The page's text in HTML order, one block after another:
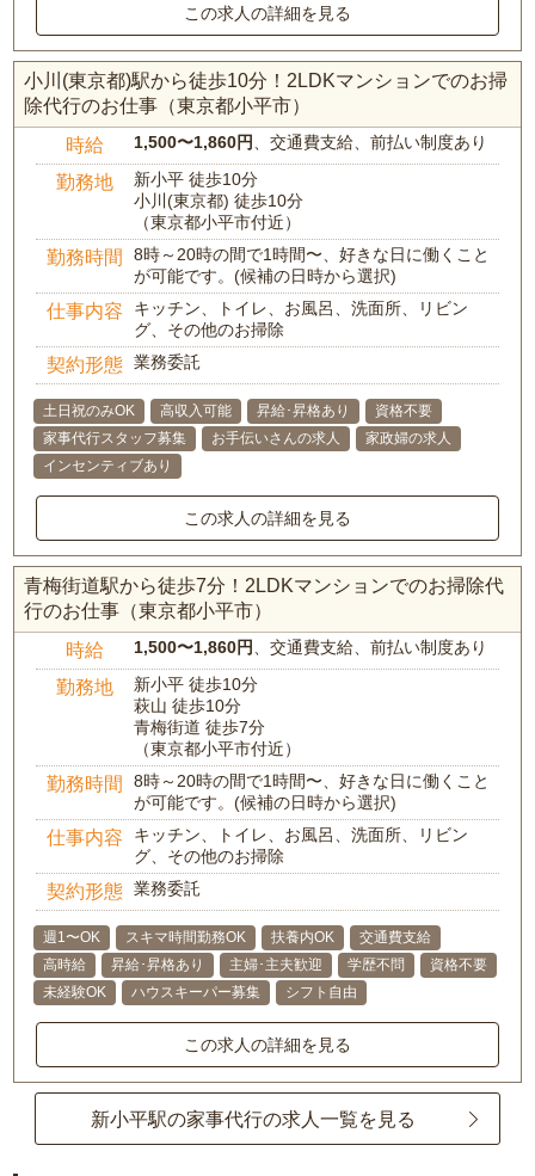
この求人の詳細を見る
小川(東京都)駅から徒歩10分！2LDKマンションでのお掃
除代行のお仕事（東京都小平市）
時給 1,500〜1,860円、交通費支給、前払い制度あり
勤務地
新小平 徒歩10分
小川(東京都) 徒歩10分
（東京都小平市付近）
勤務時間
8時～20時の間で1時間〜、好きな日に働くこと
が可能です。(候補の日時から選択)
仕事内容
キッチン、トイレ、お風呂、洗面所、リビン
グ、その他のお掃除
契約形態 業務委託
土日祝のみOK 高収入可能 昇給･昇格あり
資格不要
家事代行スタッフ募集
お手伝いさんの求人
家政婦の求人
インセンティブあり
この求人の詳細を見る
青梅街道駅から徒歩7分！2LDKマンションでのお掃除代
行のお仕事（東京都小平市）
時給 1,500〜1,860円、交通費支給、前払い制度あり
勤務地
新小平 徒歩10分
萩山 徒歩10分
青梅街道 徒歩7分
（東京都小平市付近）
勤務時間
8時～20時の間で1時間〜、好きな日に働くこと
が可能です。(候補の日時から選択)
仕事内容
キッチン、トイレ、お風呂、洗面所、リビン
グ、その他のお掃除
契約形態 業務委託
週1〜OK スキマ時間勤務OK 扶養内OK
交通費支給
高時給
昇給･昇格あり 主婦･主夫歓迎 学歴不問
資格不要
未経験OK
ハウスキーパー募集 シフト自由
この求人の詳細を見る
新小平駅の家事代行の求人一覧を見る